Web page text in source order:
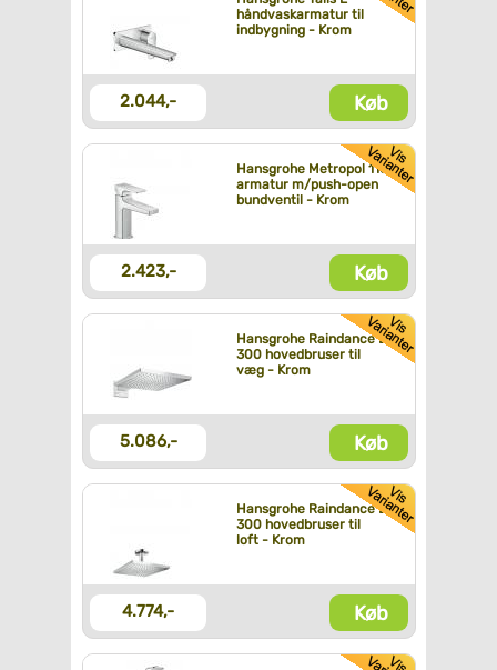
håndvaskarmatur til
indbygning - Krom
2.044,- Køb
Hansgrohe Metropol 110
armatur m/push-open
bundventil - Krom
2.423,- Køb
Hansgrohe Raindance E
300 hovedbruser til
væg - Krom
5.086,- Køb
Hansgrohe Raindance E
300 hovedbruser til
loft - Krom
4.774,- Køb